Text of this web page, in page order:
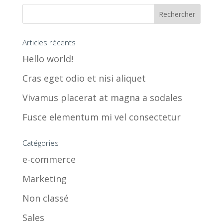
Articles récents
Hello world!
Cras eget odio et nisi aliquet
Vivamus placerat at magna a sodales
Fusce elementum mi vel consectetur
Catégories
e-commerce
Marketing
Non classé
Sales